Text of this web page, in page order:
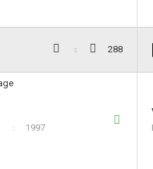
288
1997